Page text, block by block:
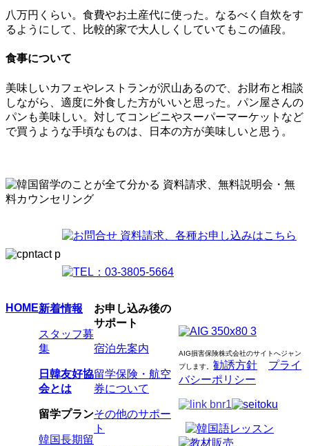
八万円くらい。食費やお土産代に使った。なるべく自炊をす
るようにして、比較的家で大人しくしていてもこの値段。
食事について
美味しいカフェやレストランが沢山あるので、お財布と相談
しながら、適度に外食した方がいいと思った。パン屋さんの
パンも美味しい。対してコンビニやスーパーマーケットなど
で買うような手頃なものは、日本の方が美味しいと思う。
HOME新着情報
スタッフ募
集
日韓友好協
会とは
留学プラン
韓国長期留
お申し込み後の
サポート
宿泊先案内
留学保険・航空
券について
その他のサポー
ト
AIG損害保険株式会社のサイトへジャン
プします
勧誘方針
プライ
バシーポリシー